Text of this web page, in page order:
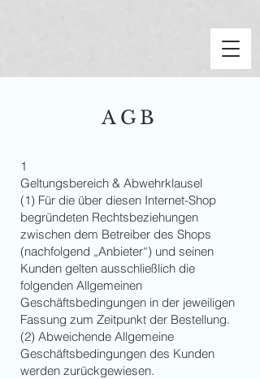
AGB
1
Geltungsbereich & Abwehrklausel
(1) Für die über diesen Internet-Shop
begründeten Rechtsbeziehungen
zwischen dem Betreiber des Shops
(nachfolgend „Anbieter“) und seinen
Kunden gelten ausschließlich die
folgenden Allgemeinen
Geschäftsbedingungen in der jeweiligen
Fassung zum Zeitpunkt der Bestellung.
(2) Abweichende Allgemeine
Geschäftsbedingungen des Kunden
werden zurückgewiesen.